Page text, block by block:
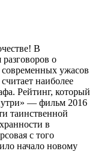
В
о
современных ужасов
наиболее
Рейтинг, который
— фильм 2016
таинственной
в
с того
начало новому